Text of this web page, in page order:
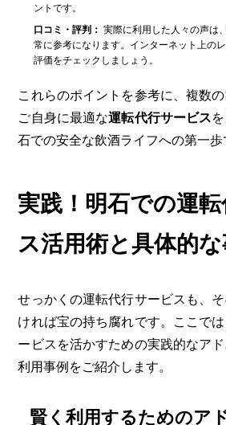
ントです。
口コミ・評判： 実際に利用した人々の声は
常に参考になります。インターネット上の
評価をチェックしましょう。
これらのポイントを参考に、複数の
ご自身に最適な運転代行サービス
石での安全な飲酒ライフへの第一歩
実践！明石での運
ス活用術と具体的な
せっかくの運転代行サービスも、
ければ宝の持ち腐れです。ここで
ービスを活かすための実践的なア
利用事例をご紹介します。
賢く利用するためのア